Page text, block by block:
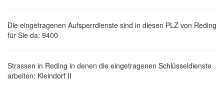
Die eingetragenen Aufsperrdienste sind in diesen PLZ von Reding
für Sie da: 9400
Strassen in Reding in denen die eingetragenen Schlüsseldienste
arbeiten: Kleindorf II